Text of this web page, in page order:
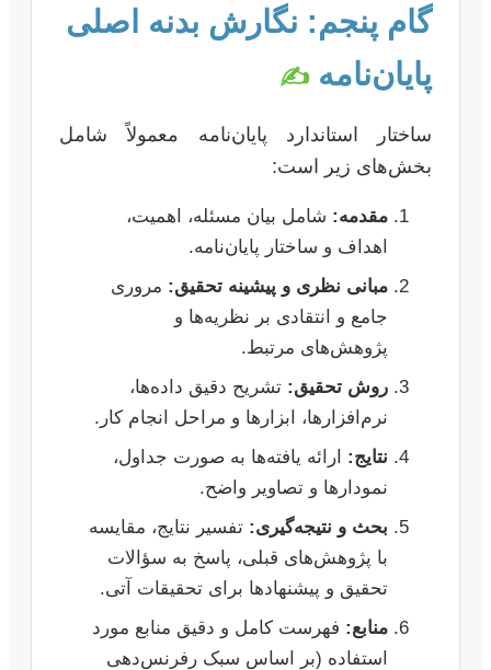
گام پنجم: نگارش بدنه اصلی
پایان‌نامه ✍️
ساختار استاندارد پایان‌نامه معمولاً شامل
بخش‌های زیر است:
مقدمه: شامل بیان مسئله، اهمیت،
اهداف و ساختار پایان‌نامه.
مبانی نظری و پیشینه تحقیق: مروری
جامع و انتقادی بر نظریه‌ها و
پژوهش‌های مرتبط.
روش تحقیق: تشریح دقیق داده‌ها،
نرم‌افزارها، ابزارها و مراحل انجام کار.
نتایج: ارائه یافته‌ها به صورت جداول،
نمودارها و تصاویر واضح.
بحث و نتیجه‌گیری: تفسیر نتایج، مقایسه
با پژوهش‌های قبلی، پاسخ به سؤالات
تحقیق و پیشنهادها برای تحقیقات آتی.
منابع: فهرست کامل و دقیق منابع مورد
استفاده (بر اساس سبک رفرنس‌دهی